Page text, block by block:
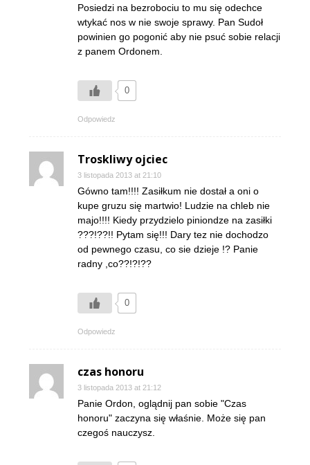
Posiedzi na bezrobociu to mu się odechce
wtykać nos w nie swoje sprawy. Pan Sudoł
powinien go pogonić aby nie psuć sobie relacji
z panem Ordonem.
0
Odpowiedz
Troskliwy ojciec
3 listopada 2013 at 21:10
Gówno tam!!!! Zasiłkum nie dostał a oni o
kupe gruzu się martwio! Ludzie na chleb nie
majo!!!! Kiedy przydzielo piniondze na zasiłki
???!??!! Pytam się!!! Dary tez nie dochodzo
od pewnego czasu, co sie dzieje !? Panie
radny ,co??!?!??
0
Odpowiedz
czas honoru
3 listopada 2013 at 21:12
Panie Ordon, oglądnij pan sobie "Czas
honoru" zaczyna się właśnie. Może się pan
czegoś nauczysz.